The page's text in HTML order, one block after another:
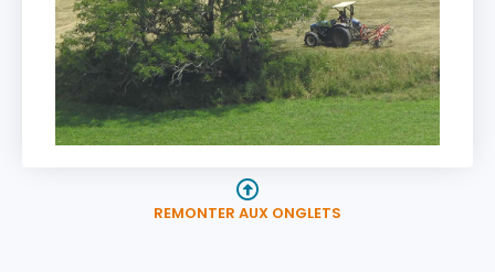
REMONTER AUX ONGLETS